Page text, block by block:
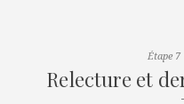
Étape 7
Relecture et